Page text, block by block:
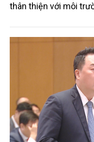
thân thiện với môi
trình thu hút sự tham
từ các cơ quan quản
doanh nghiệp, hợp
tiếp triển khai mô